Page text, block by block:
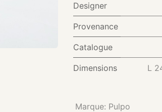
Designer
Provenance
Catalogue
Dimensions L
Marque: Pulpo